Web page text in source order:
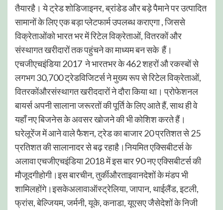
तैयारहै। ये ट्रेड शोडिजाइनर, ब्रांडेड और बड़े पैमाने पर उत्पादित
सामानों के लिए एक बड़ा प्लेटफार्म उपलब्ध कराएगा , जिससे
विक्रेताओंको भारत भर में रिटेल विक्रेताओं, वितरकों और
संस्थागत खरीदारों तक पहुंचने का माध्यम बन सके हैं।
एचजीएचइंडिया 2017 ने भारतभर के 462 शहरों औ रकस्बों से
लगभग 30,700 ट्रेडविजिटर्स ने मुख्य रूप से रिटेल विक्रेताओं,
वितरकोंऔरसंस्थागत खरीददारों ने दौरा किया था। प्रोफेशनल
बायर्स अपनी सालाना जरूरतों की पूर्ति के लिए आते हैं, साथ ही वे
यहाँ नए बिजनेस के अवसर खोजने की भी कोशिश करते हैं।
घरेलूरेंज में आने वाले फैशन, ट्रेड का बाजार 20 प्रतिशत से 25
प्रतिशत की सालानादर से बढ़ रहाहै।नियमित एक्सिबीटर्स के
अलावा एचजीएचइंडिया 2018 में इस बार 90 नए एक्सिबीटर्स की
मौजूदगीहोगी।इस बारचीन, तुर्कीऔरताइवानदेशों के मंडप भी
शामिलहोंगे।इसकेअलावाऑस्ट्रेलिया, जापान, थाईलैंड, इटली,
फ्रांस, बेल्जियम, जर्मनी, यूके, कनाडा, यूएसए जैसेदेशों के निजी